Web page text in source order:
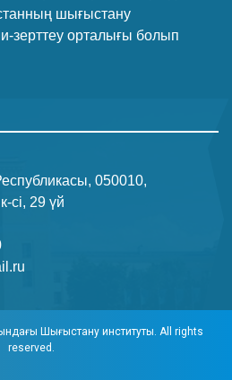
шығыстану
зерттеу орталығы болып
050010,
сі, 29 үй
Шығыстану институты. All rights
reserved.